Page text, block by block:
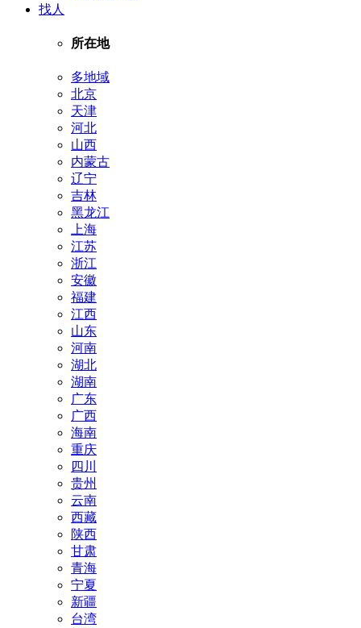
找人
所在地
多地域
北京
天津
河北
山西
内蒙古
辽宁
吉林
黑龙江
上海
江苏
浙江
安徽
福建
江西
山东
河南
湖北
湖南
广东
广西
海南
重庆
四川
贵州
云南
西藏
陕西
甘肃
青海
宁夏
新疆
台湾